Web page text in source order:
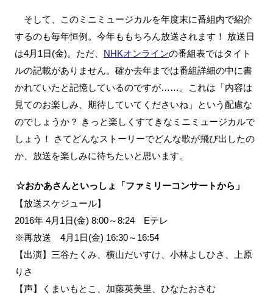
そして、このミニミュージカルを年度末に番組内で紹介
するのも毎年恒例。今年ももちろん放送されます！ 放送日
は4月1日(金)。ただ、 NHKオンラインの番組表ではタイト
ルの記載がありません。確か去年までは番組詳細の中に書
かれていたと記憶しているのですが……。これは「内容は
見てのお楽しみ、期待していてくださいね」という配慮な
のでしょうか？ きっと楽しくすてきなミニミュージカルで
しょう！ さてどんなストーリーでどんな歌が飛び出したの
か、放送を楽しみに待ちたいと思います。
☆おかあさんといっしょ「ファミリーコンサートから」
【放送スケジュール】
2016年 4月1日(金) 8:00～8:24 Eテレ
※再放送 4月1日(金) 16:30～16:54
【出演】三谷たくみ、横山だいすけ、小林よしひさ、上原
りさ
【声】くまいもとこ、加藤英美里、ひなたおさむ